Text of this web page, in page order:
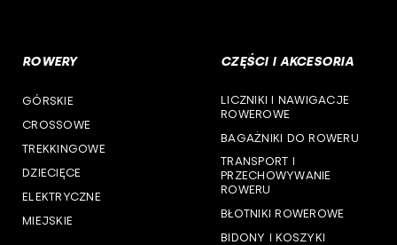
woj. podlaskie
woj. pomorskie
woj. śląskie
woj. warmińsko-mazurskie
ROWERY
GÓRSKIE
CROSSOWE
TREKKINGOWE
DZIECIĘCE
ELEKTRYCZNE
MIEJSKIE
CZĘŚCI I AKCESORIA
LICZNIKI I NAWIGACJE
ROWEROWE
BAGAŻNIKI DO ROWERU
TRANSPORT I
PRZECHOWYWANIE
ROWERU
BŁOTNIKI ROWEROWE
BIDONY I KOSZYKI